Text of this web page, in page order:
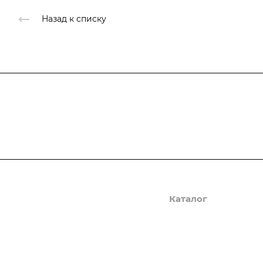
Назад к списку
Каталог